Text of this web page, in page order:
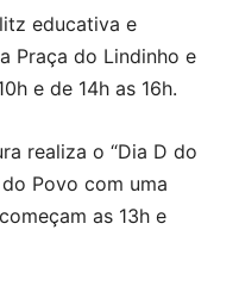
educativa e
Praça do Lindinho e
e de 14h as 16h.
realiza o “Dia D do
Povo com uma
as 13h e